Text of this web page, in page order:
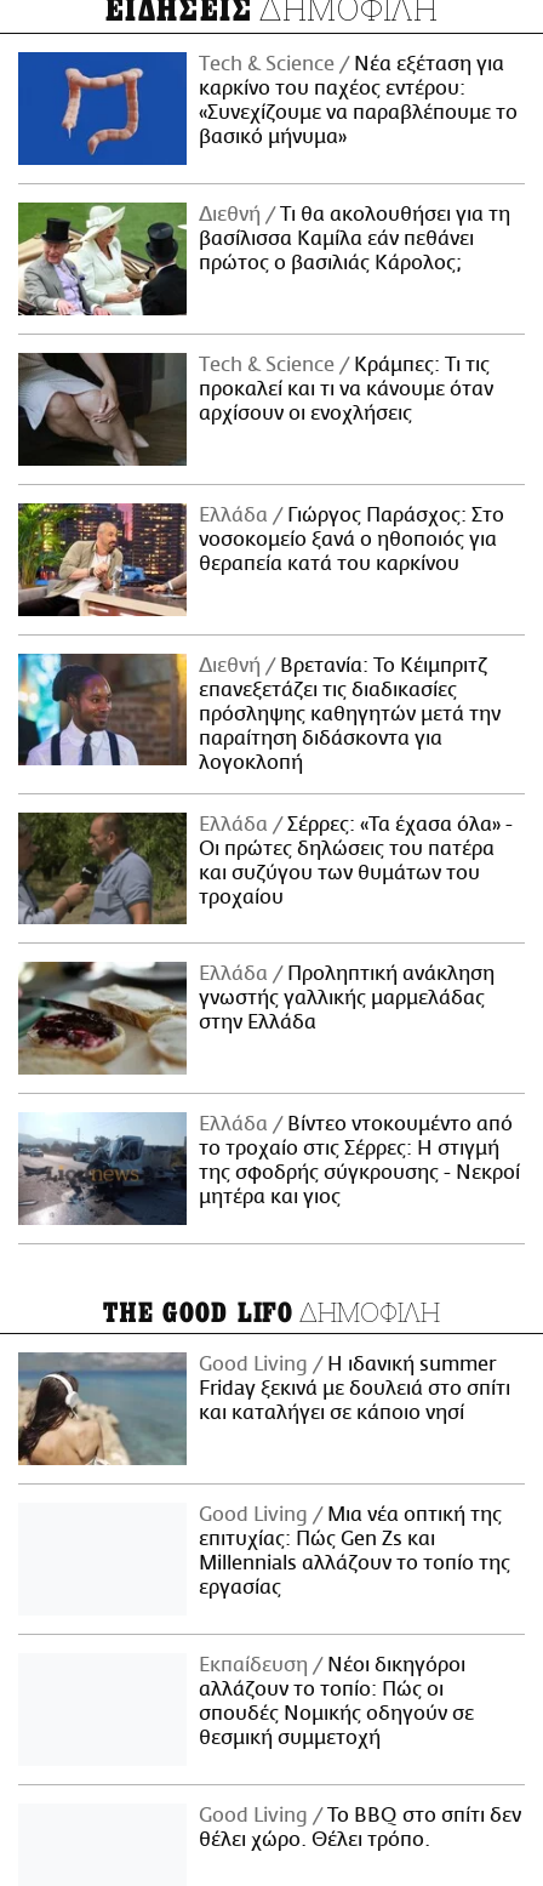
ΕΙΔΗΣΕΙΣ
Τech & Science
Νέα εξέταση για
καρκίνο του παχέος εντέρου:
«Συνεχίζουμε να παραβλέπουμε το
βασικό μήνυμα»
Διεθνή
Τι θα ακολουθήσει για τη
βασίλισσα Καμίλα εάν πεθάνει
πρώτος ο βασιλιάς Κάρολος;
Τech & Science
Κράμπες: Τι τις
προκαλεί και τι να κάνουμε όταν
αρχίσουν οι ενοχλήσεις
Ελλάδα
Γιώργος Παράσχος: Στο
νοσοκομείο ξανά ο ηθοποιός για
θεραπεία κατά του καρκίνου
Διεθνή
Βρετανία: Το Κέιμπριτζ
επανεξετάζει τις διαδικασίες
πρόσληψης καθηγητών μετά την
παραίτηση διδάσκοντα για
λογοκλοπή
Ελλάδα
Σέρρες: «Τα έχασα όλα» -
Οι πρώτες δηλώσεις του πατέρα
και συζύγου των θυμάτων του
τροχαίου
Ελλάδα
Προληπτική ανάκληση
γνωστής γαλλικής μαρμελάδας
στην Ελλάδα
Ελλάδα
Βίντεο ντοκουμέντο από
το τροχαίο στις Σέρρες: Η στιγμή
της σφοδρής σύγκρουσης - Νεκροί
μητέρα και γιος
THE GOOD LIFO ΔΗΜΟΦΙΛΗ
Good Living
Η ιδανική summer
Friday ξεκινά με δουλειά στο σπίτι
και καταλήγει σε κάποιο νησί
Good Living
Μια νέα οπτική της
επιτυχίας: Πώς Gen Zs και
Millennials αλλάζουν το τοπίο της
εργασίας
Εκπαίδευση
Νέοι δικηγόροι
αλλάζουν το τοπίο: Πώς οι
σπουδές Νομικής οδηγούν σε
θεσμική συμμετοχή
Good Living
Το BBQ στο σπίτι δεν
θέλει χώρο. Θέλει τρόπο.